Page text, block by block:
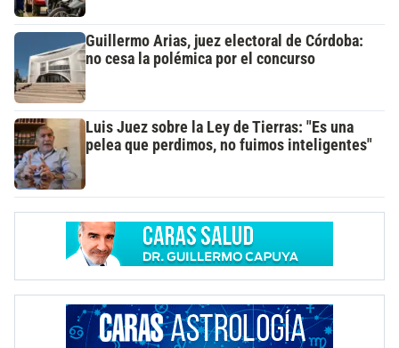
Guillermo Arias, juez electoral de Córdoba:
no cesa la polémica por el concurso
Luis Juez sobre la Ley de Tierras: "Es una
pelea que perdimos, no fuimos inteligentes"